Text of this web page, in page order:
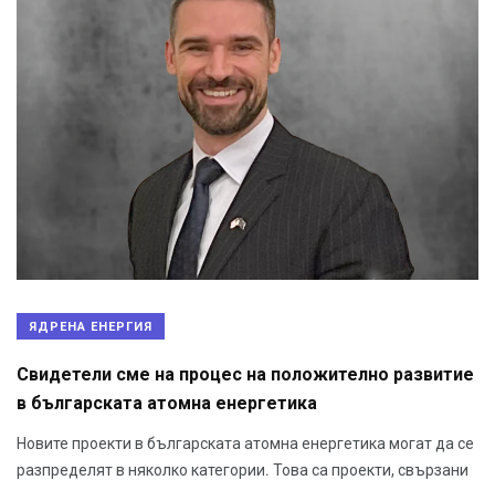
ЯДРЕНА ЕНЕРГИЯ
Свидетели сме на процес на положително развитие
в българската атомна енергетика
Новите проекти в българската атомна енергетика могат да се
разпределят в няколко категории. Това са проекти, свързани